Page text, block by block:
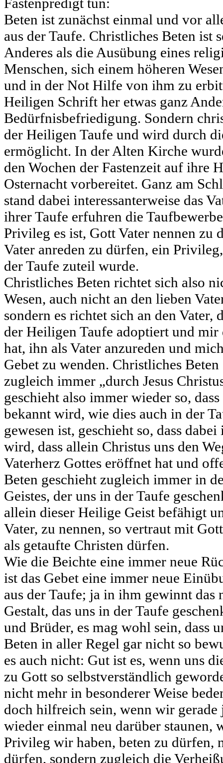
Beten ist zunächst einmal und vor
aus der Taufe. Christliches Beten ist
Anderes als die Ausübung eines
Menschen, sich einem höheren
und in der Not Hilfe von ihm zu
Heiligen Schrift her etwas ganz
Bedürfnisbefriedigung. Sondern
der Heiligen Taufe und wird durch
ermöglicht. In der Alten Kirche
den Wochen der Fastenzeit auf ihre
Osternacht vorbereitet. Ganz am
stand dabei interessanterweise das
ihrer Taufe erfuhren die
Privileg es ist, Gott Vater nennen zu
Vater anreden zu dürfen, ein
der Taufe zuteil wurde.
Christliches Beten richtet sich also
Wesen, auch nicht an den lieben
sondern es richtet sich an den
der Heiligen Taufe adoptiert und mir
hat, ihn als Vater anzureden und
Gebet zu wenden. Christliches
zugleich immer „durch Jesus
geschieht also immer wieder so,
bekannt wird, wie dies auch in der
gewesen ist, geschieht so, dass
wird, dass allein Christus uns den
Vaterherz Gottes eröffnet hat und
Beten geschieht zugleich immer in
Geistes, der uns in der Taufe
allein dieser Heilige Geist befähigt
Vater, zu nennen, so vertraut mit
als getaufte Christen dürfen.
Wie die Beichte eine immer neue
ist das Gebet eine immer neue
aus der Taufe; ja in ihm gewinnt das
Gestalt, das uns in der Taufe
und Brüder, es mag wohl sein, dass
Beten in aller Regel gar nicht so
es auch nicht: Gut ist es, wenn uns
zu Gott so selbstverständlich
nicht mehr in besonderer Weise
doch hilfreich sein, wenn wir gerade
wieder einmal neu darüber staunen,
Privileg wir haben, beten zu dürfen,
dürfen, sondern zugleich die